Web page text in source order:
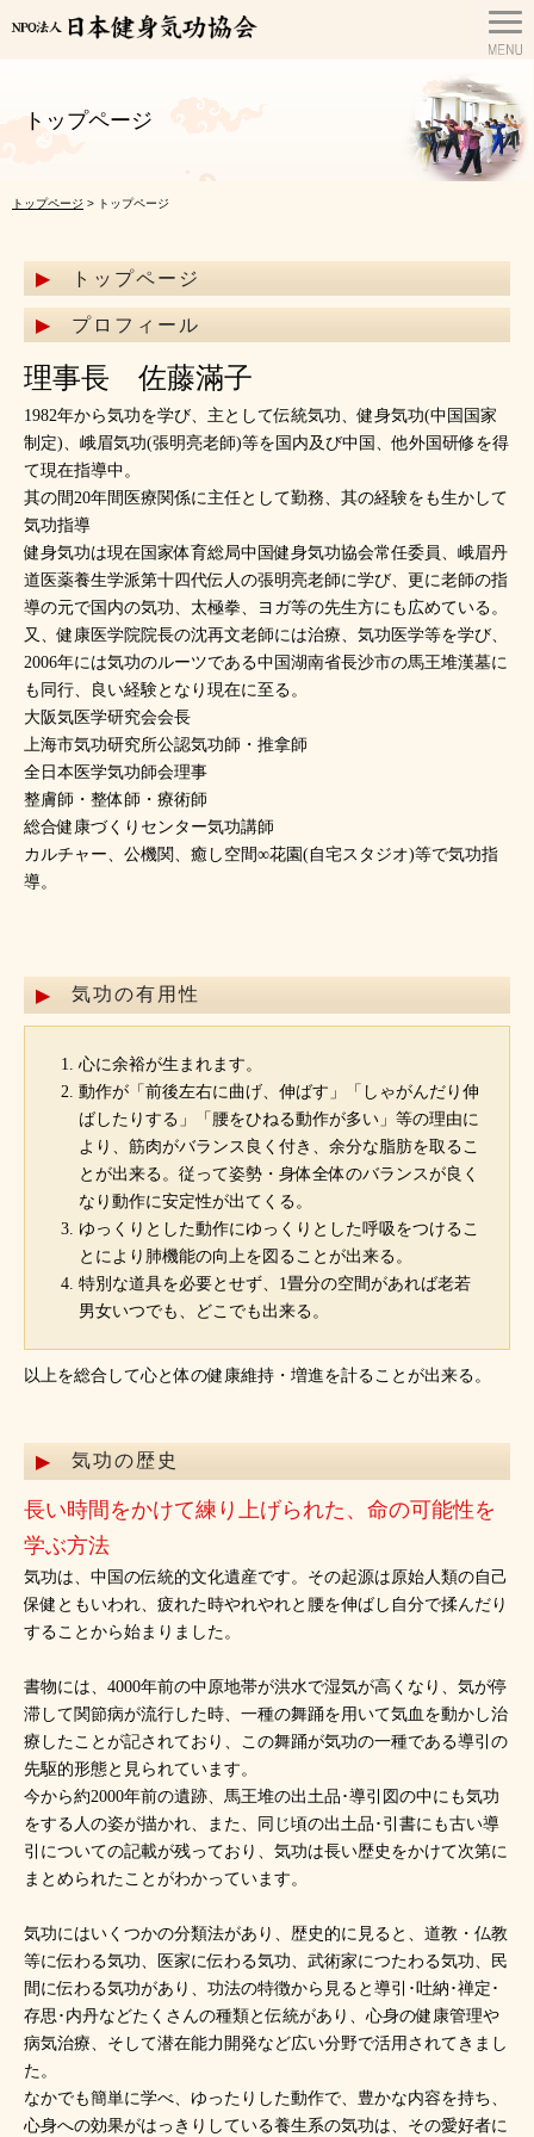
トップページ
トップページ > トップページ
トップページ
プロフィール
理事長 佐藤滿子
1982年から気功を学び、主として伝統気功、健身気功(中国国家
制定)、峨眉気功(張明亮老師)等を国内及び中国、他外国研修を得
て現在指導中。
其の間20年間医療関係に主任として勤務、其の経験をも生かして
気功指導
健身気功は現在国家体育総局中国健身気功協会常任委員、峨眉丹
道医薬養生学派第十四代伝人の張明亮老師に学び、更に老師の指
導の元で国内の気功、太極拳、ヨガ等の先生方にも広めている。
又、健康医学院院長の沈再文老師には治療、気功医学等を学び、
2006年には気功のルーツである中国湖南省長沙市の馬王堆漢墓に
も同行、良い経験となり現在に至る。
大阪気医学研究会会長
上海市気功研究所公認気功師・推拿師
全日本医学気功師会理事
整膚師・整体師・療術師
総合健康づくりセンター気功講師
カルチャー、公機関、癒し空間∞花園(自宅スタジオ)等で気功指
導。
気功の有用性
心に余裕が生まれます。
動作が「前後左右に曲げ、伸ばす」「しゃがんだり伸
ばしたりする」「腰をひねる動作が多い」等の理由に
より、筋肉がバランス良く付き、余分な脂肪を取るこ
とが出来る。従って姿勢・身体全体のバランスが良く
なり動作に安定性が出てくる。
ゆっくりとした動作にゆっくりとした呼吸をつけるこ
とにより肺機能の向上を図ることが出来る。
特別な道具を必要とせず、1畳分の空間があれば老若
男女いつでも、どこでも出来る。
以上を総合して心と体の健康維持・増進を計ることが出来る。
気功の歴史
長い時間をかけて練り上げられた、命の可能性を
学ぶ方法
気功は、中国の伝統的文化遺産です。その起源は原始人類の自己
保健ともいわれ、疲れた時やれやれと腰を伸ばし自分で揉んだり
することから始まりました。
書物には、4000年前の中原地帯が洪水で湿気が高くなり、気が停
滞して関節病が流行した時、一種の舞踊を用いて気血を動かし治
療したことが記されており、この舞踊が気功の一種である導引の
先駆的形態と見られています。
今から約2000年前の遺跡、馬王堆の出土品･導引図の中にも気功
をする人の姿が描かれ、また、同じ頃の出土品･引書にも古い導
引についての記載が残っており、気功は長い歴史をかけて次第に
まとめられたことがわかっています。
気功にはいくつかの分類法があり、歴史的に見ると、道教・仏教
等に伝わる気功、医家に伝わる気功、武術家につたわる気功、民
間に伝わる気功があり、功法の特徴から見ると導引･吐納･禅定･
存思･内丹などたくさんの種類と伝統があり、心身の健康管理や
病気治療、そして潜在能力開発など広い分野で活用されてきまし
た。
なかでも簡単に学べ、ゆったりした動作で、豊かな内容を持ち、
心身への効果がはっきりしている養生系の気功は、その愛好者に